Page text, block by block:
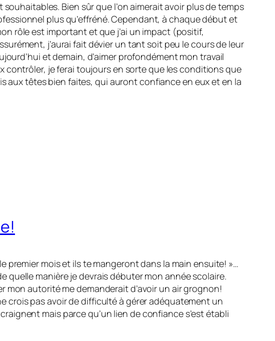
Bien sûr que l’on aimerait avoir plus de temps
plus qu’effréné. Cependant, à chaque début et
rôle est important et que j’ai un impact (positif,
j’aurai fait dévier un tant soit peu le cours de leur
et demain, d’aimer profondément mon travail
contrôler, je ferai toujours en sorte que les conditions que
aux têtes bien faites, qui auront confiance en eux et en la
premier mois et ils te mangeront dans la main ensuite! »…
quelle manière je devrais débuter mon année scolaire.
autorité me demanderait d’avoir un air grognon!
crois pas avoir de difficulté à gérer adéquatement un
mais parce qu’un lien de confiance s’est établi